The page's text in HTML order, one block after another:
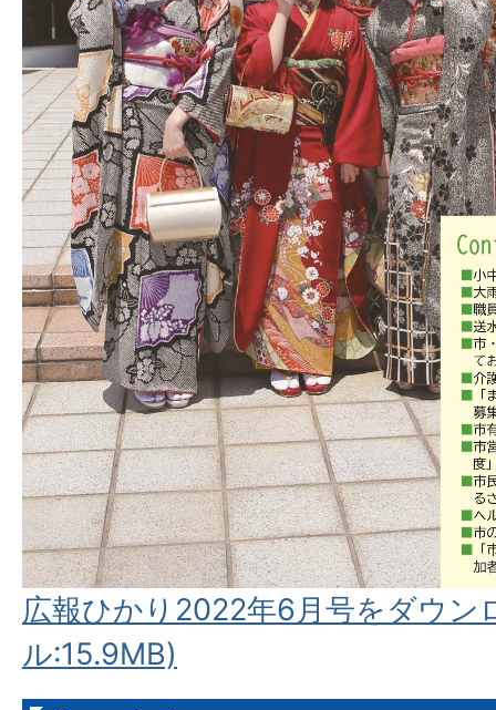
広報ひかり2022年6月号をダウン
ル:15.9MB)